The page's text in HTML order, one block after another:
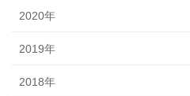
2020年
2019年
2018年